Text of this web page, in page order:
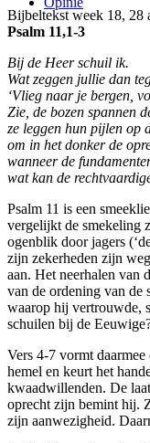
Bijbeltekst week 18, 28
Psalm 11,1-3
Bij de Heer schuil ik.
Wat zeggen jullie dan
‘Vlieg naar je bergen,
Zie, de bozen spannen
ze leggen hun pijlen op
om in het donker de
wanneer de
wat kan de
Psalm 11 is een
vergelijkt de smekeling
ogenblik door jagers
zijn zekerheden zijn
aan. Het neerhalen van
van de ordening van de
waarop hij vertrouwde,
schuilen bij de
Vers 4-7 vormt
hemel en keurt het
kwaadwillenden. De
oprecht zijn bemint hij.
zijn aanwezigheid.